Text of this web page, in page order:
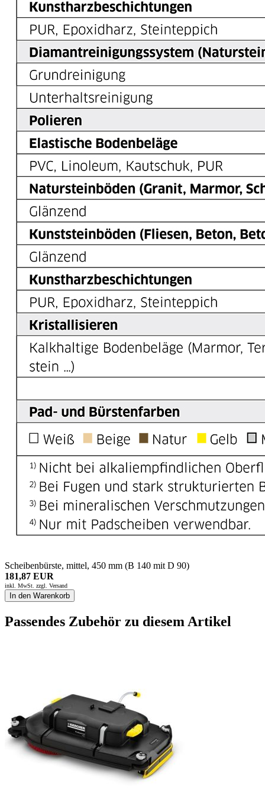
Scheibenbürste, mittel, 450 mm (B 140 mit D 90)
181,87 EUR
inkl. MwSt. zzgl. Versand
In den Warenkorb
Passendes Zubehör zu diesem Artikel